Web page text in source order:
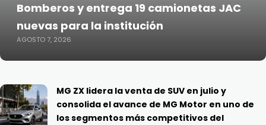
Bomberos y entrega 19 camionetas JAC
nuevas para la institución
AGOSTO 7, 2026
MG ZX lidera la venta de SUV en julio y
consolida el avance de MG Motor en uno de
los segmentos más competitivos del